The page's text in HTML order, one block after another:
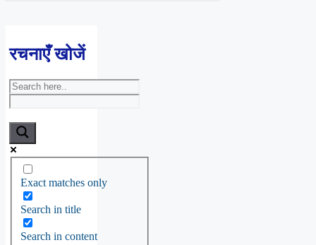
रचनाएँ खोजें
Exact matches only
Search in title
Search in content